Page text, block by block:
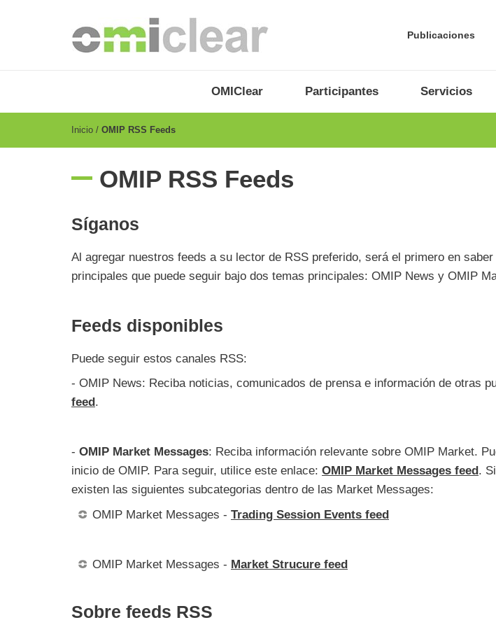
Publicaciones
ES
OMIClear Participantes Servicios
Breadcrumb
Inicio OMIP RSS Feeds
OMIP RSS Feeds
Síganos
Al agregar nuestros feeds a su lector de RSS preferido, será el primero en
principales que puede seguir bajo dos temas principales: OMIP News y OMIP
Feeds disponibles
Puede seguir estos canales RSS:
- OMIP News: Reciba noticias, comunicados de prensa e información de otras
feed.
- OMIP Market Messages: Reciba información relevante sobre OMIP Market.
inicio de OMIP. Para seguir, utilice este enlace: OMIP Market Messages feed.
existen las siguientes subcategorias dentro de las Market Messages:
OMIP Market Messages - Trading Session Events feed
OMIP Market Messages - Market Strucure feed
Sobre feeds RSS